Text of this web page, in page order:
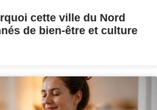
cette ville du Nord
de bien-être et culture